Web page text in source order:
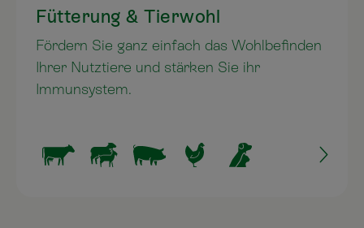
Fütterung & Tierwohl
Fördern Sie ganz einfach das Wohlbefinden
Ihrer Nutztiere und stärken Sie ihr
Immunsystem.